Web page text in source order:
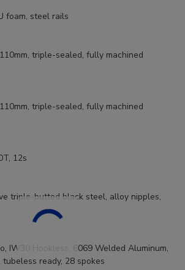
foam, steel rails
triple-sealed, fully machined
triple-sealed, fully machined
12s
triple-butted black steel, alloy nipples,
IW30 Hookless, 6069 Welded Aluminum,
ready, 28 spokes